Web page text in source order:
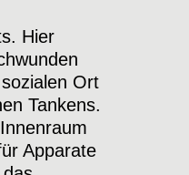
Wir
Identität
Wille zum
Hier
Ort
Tankens.
Apparate